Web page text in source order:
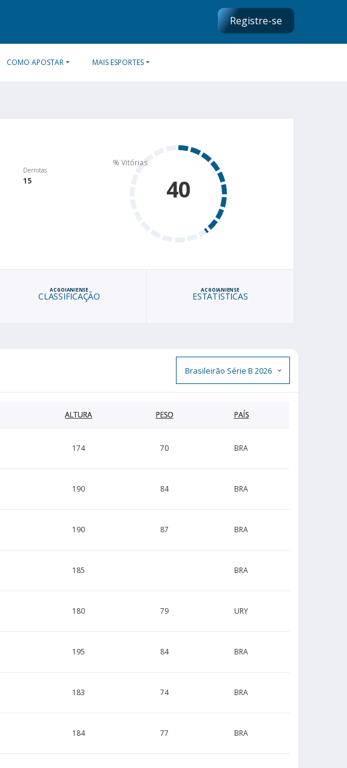
Registre-se
COMO APOSTAR MAIS ESPORTES
Derrotas
15 40
AC GOIANIENSE
CLASSIFICAÇÃO
AC GOIANIENSE
ESTATÍSTICAS
ALTURA PESO PAÍS
174 70 BRA
190 84 BRA
190 87 BRA
185 BRA
180 79 URY
195 84 BRA
183 74 BRA
184 77 BRA